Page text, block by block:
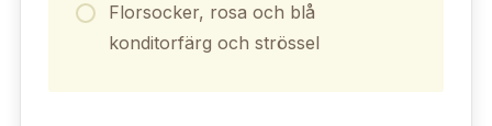
Florsocker, rosa och blå
konditorfärg och strössel